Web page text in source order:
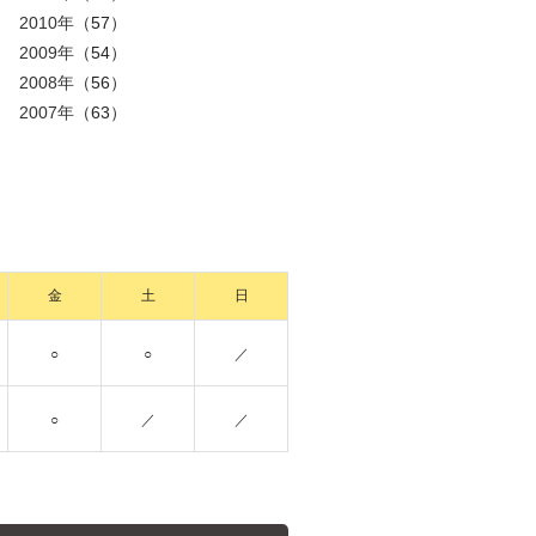
2010年 （57）
2009年 （54）
2008年 （56）
2007年 （63）
金 土 日
○ ○ ／
○ ／ ／